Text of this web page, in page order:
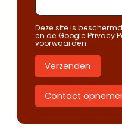
Deze site is
en de Google Privacy
voorwaarden.
Verzenden
Contact